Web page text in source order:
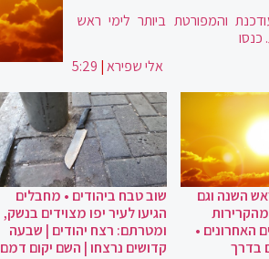
והמפורטת ביותר לימי ראש
אלי שפירא|
5:29
השנה וגם
האחרונים •
בדרך
שוב טבח ביהודים • מחבלים
הגיעו לעיר יפו מצוידים בנשק,
ומטרתם: רצח יהודים | שבעה
קדושים נרצחו | השם יקום דמם